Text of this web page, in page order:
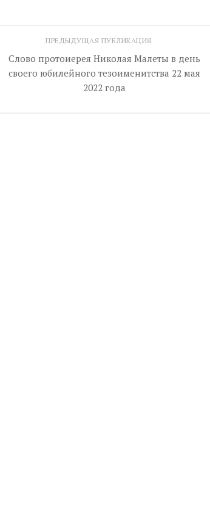
ПРЕДЫДУЩАЯ ПУБЛИКАЦИЯ
Слово протоиерея Николая Малеты в день
своего юбилейного тезоименитства 22 мая
2022 года